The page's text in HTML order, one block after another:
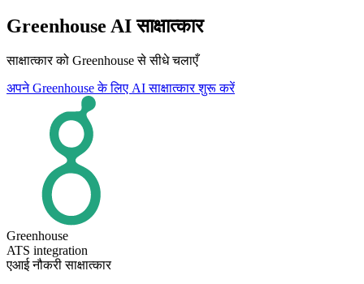
Greenhouse AI साक्षात्कार
साक्षात्कार को Greenhouse से सीधे चलाएँ
अपने Greenhouse के लिए AI साक्षात्कार शुरू करें
Greenhouse
ATS integration
एआई नौकरी साक्षात्कार